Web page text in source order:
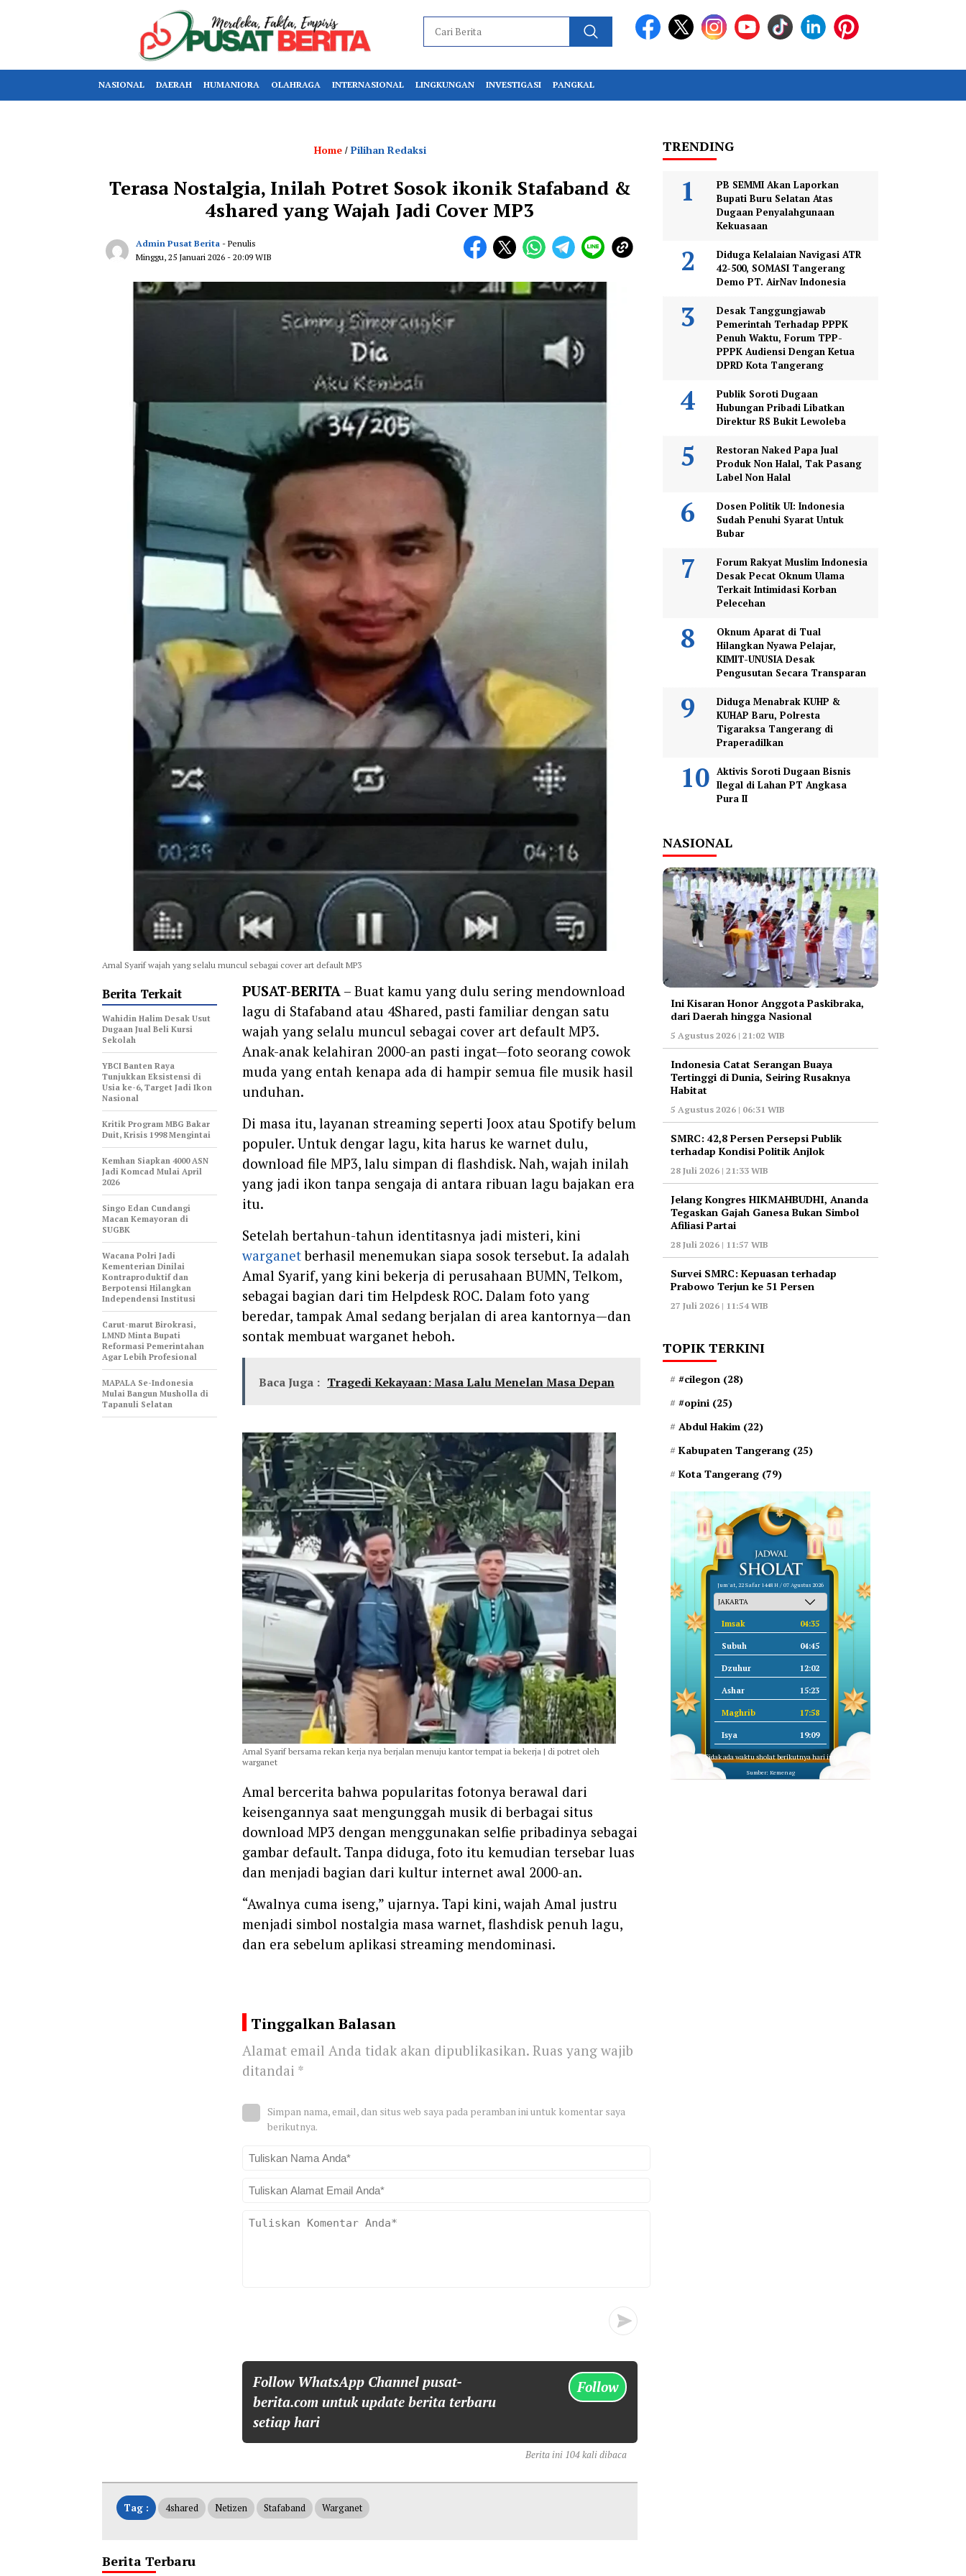
NASIONAL DAERAH HUMANIORA OLAHRAGA INTERNASIONAL LINGKUNGAN INVESTIGASI PANGKAL
Home/ Pilihan Redaksi
Terasa Nostalgia, Inilah Potret Sosok ikonik Stafaband &
4shared yang Wajah Jadi Cover MP3
Admin Pusat Berita - Penulis
Minggu, 25 Januari 2026 - 20:09 WIB
Amal Syarif wajah yang selalu muncul sebagai cover art default MP3
PUSAT-BERITA – Buat kamu yang dulu sering mendownload
lagu di Stafaband atau 4Shared, pasti familiar dengan satu
wajah yang selalu muncul sebagai cover art default MP3.
Anak-anak kelahiran 2000-an pasti ingat—foto seorang cowok
muda yang entah kenapa ada di hampir semua file musik hasil
unduhan.
Di masa itu, layanan streaming seperti Joox atau Spotify belum
populer. Untuk dengar lagu, kita harus ke warnet dulu,
download file MP3, lalu simpan di flashdisk. Nah, wajah inilah
yang jadi ikon tanpa sengaja di antara ribuan lagu bajakan era
itu.
Setelah bertahun-tahun identitasnya jadi misteri, kini
warganetberhasil menemukan siapa sosok tersebut. Ia adalah
Amal Syarif, yang kini bekerja di perusahaan BUMN, Telkom,
sebagai bagian dari tim Helpdesk ROC. Dalam foto yang
beredar, tampak Amal sedang berjalan di area kantornya—dan
sontak membuat warganet heboh.
Baca Juga : Tragedi Kekayaan: Masa Lalu Menelan Masa Depan
Amal Syarif bersama rekan kerja nya berjalan menuju kantor tempat ia bekerja | di potret oleh
warganet
Amal bercerita bahwa popularitas fotonya berawal dari
keisengannya saat mengunggah musik di berbagai situs
download MP3 dengan menggunakan selfie pribadinya sebagai
gambar default. Tanpa diduga, foto itu kemudian tersebar luas
dan menjadi bagian dari kultur internet awal 2000-an.
“Awalnya cuma iseng,” ujarnya. Tapi kini, wajah Amal justru
menjadi simbol nostalgia masa warnet, flashdisk penuh lagu,
dan era sebelum aplikasi streaming mendominasi.
Tinggalkan Balasan
Alamat email Anda tidak akan dipublikasikan. Ruas yang wajib
ditandai *
Simpan nama, email, dan situs web saya pada peramban ini untuk komentar saya
berikutnya.
Follow WhatsApp Channel pusat-
berita.com untuk update berita terbaru
setiap hari
Follow
Berita Terkait
Wahidin Halim Desak Usut
Dugaan Jual Beli Kursi
Sekolah‎
YBCI Banten Raya
Tunjukkan Eksistensi di
Usia ke-6, Target Jadi Ikon
Nasional
‎Kritik Program MBG Bakar
Duit, Krisis 1998 Mengintai
Kemhan Siapkan 4000 ASN
Jadi Komcad Mulai April
2026
Singo Edan Cundangi
Macan Kemayoran di
SUGBK
Wacana Polri Jadi
Kementerian Dinilai
Kontraproduktif dan
Berpotensi Hilangkan
Independensi Institusi
Carut-marut Birokrasi,
LMND Minta Bupati
Reformasi Pemerintahan
Agar Lebih Profesional
MAPALA Se-Indonesia
Mulai Bangun Musholla di
Tapanuli Selatan
Berita ini 104 kali dibaca
Tag : 4shared Netizen Stafaband Warganet
Berita Terbaru
TRENDING
PB SEMMI Akan Laporkan
Bupati Buru Selatan Atas
Dugaan Penyalahgunaan
Kekuasaan
Diduga Kelalaian Navigasi ATR
42-500, SOMASI Tangerang
Demo PT. AirNav Indonesia
Desak Tanggungjawab
Pemerintah Terhadap PPPK
Penuh Waktu, Forum TPP-
PPPK Audiensi Dengan Ketua
DPRD Kota Tangerang
Publik Soroti Dugaan
Hubungan Pribadi Libatkan
Direktur RS Bukit Lewoleba
Restoran Naked Papa Jual
Produk Non Halal, Tak Pasang
Label Non Halal
Dosen Politik UI: Indonesia
Sudah Penuhi Syarat Untuk
Bubar
Forum Rakyat Muslim Indonesia
Desak Pecat Oknum Ulama
Terkait Intimidasi Korban
Pelecehan
Oknum Aparat di Tual
Hilangkan Nyawa Pelajar,
KIMIT-UNUSIA Desak
Pengusutan Secara Transparan
Diduga Menabrak KUHP &
KUHAP Baru, Polresta
Tigaraksa Tangerang di
Praperadilkan
Aktivis Soroti Dugaan Bisnis
Ilegal di Lahan PT Angkasa
Pura II
NASIONAL
Ini Kisaran Honor Anggota Paskibraka,
dari Daerah hingga Nasional
5 Agustus 2026 | 21:02 WIB
Indonesia Catat Serangan Buaya
Tertinggi di Dunia, Seiring Rusaknya
Habitat
5 Agustus 2026 | 06:31 WIB
‎SMRC: 42,8 Persen Persepsi Publik
terhadap Kondisi Politik Anjlok
28 Juli 2026 | 21:33 WIB
‎Jelang Kongres HIKMAHBUDHI, Ananda
Tegaskan Gajah Ganesa Bukan Simbol
Afiliasi Partai
28 Juli 2026 | 11:57 WIB
‎Survei SMRC: Kepuasan terhadap
Prabowo Terjun ke 51 Persen
27 Juli 2026 | 11:54 WIB
TOPIK TERKINI
#cilegon (28)
#opini (25)
Abdul Hakim (22)
Kabupaten Tangerang (25)
Kota Tangerang (79)
Jum'at, 22 Safar 1448 H / 07 Agustus 2026
Imsak 04:35
Subuh 04:45
Dzuhur 12:02
Ashar 15:23
Maghrib 17:58
Isya 19:09
Tidak ada waktu sholat berikutnya hari ini.
Sumber: Kemenag